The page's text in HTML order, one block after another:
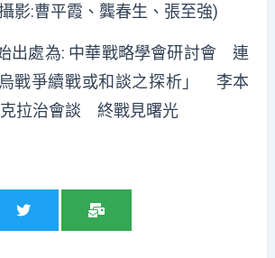
影:曹平霞、龔春生、張至強)
出處為: 中華戰略學會研討會 連
戰爭續戰或和談之探析」 李本
克拉治會談 終戰見曙光